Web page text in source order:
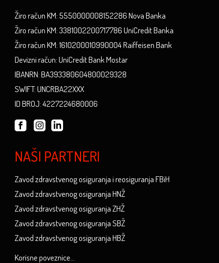
Žiro račun KM: 5550000008152286 Nova Banka
Žiro račun KM: 3381002200717786 UniCredit Banka
Žiro račun KM: 1610200010990004 Raiffeisen Bank
Devizni račun: UniCredit Bank Mostar
IBANRN: BA393380604800029328
SWIFT: UNCRBA22XXX
ID BROJ: 4227224680006
NAŠI PARTNERI
Zavod zdravstvenog osiguranja i reosiguranja FBiH
Zavod zdravstvenog osiguranja HNŽ
Zavod zdravstvenog osiguranja ZHŽ
Zavod zdravstvenog osiguranja SBŽ
Zavod zdravstvenog osiguranja HBŽ
Korisne poveznice...